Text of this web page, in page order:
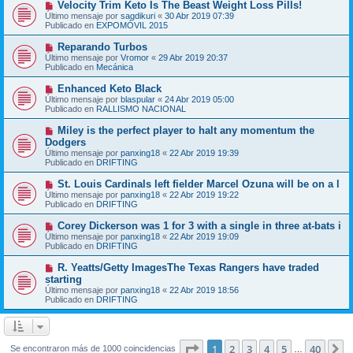
a
j
e
m
e
n
s
j
e
N
u
e
v
o
m
e
n
s
j
e
Velocity Trim Keto Is The Beast Weight Loss Pills!
Último mensaje por sagdikuri « 30 Abr 2019 07:39
Publicado en EXPOMÓVIL 2015
N
u
e
v
o
m
e
n
s
j
e
Reparando Turbos
Último mensaje por Vromor « 29 Abr 2019 20:37
Publicado en Mecánica
N
u
e
v
o
m
e
n
s
a
e
Enhanced Keto Black
Último mensaje por blaspular « 24 Abr 2019 05:00
Publicado en RALLISMO NACIONAL
N
e
v
o
m
e
n
s
a
e
Miley is the perfect player to halt any momentum the
Dodgers
Último mensaje por panxing18 « 22 Abr 2019 19:39
Publicado en DRIFTING
N
u
e
v
m
e
n
s
j
e
St. Louis Cardinals left fielder Marcel Ozuna will be on a l
Último mensaje por panxing18 « 22 Abr 2019 19:22
Publicado en DRIFTING
N
u
e
v
o
m
e
n
s
a
Corey Dickerson was 1 for 3 with a single in three at-bats i
Último mensaje por panxing18 « 22 Abr 2019 19:09
Publicado en DRIFTING
N
e
v
o
m
a
R. Yeatts/Getty ImagesThe Texas Rangers have traded
starting
Último mensaje por panxing18 « 22 Abr 2019 18:56
Publicado en DRIFTING
Se encontraron más de 1000 coincidencias Página de 40
1 2 3 4 5 40